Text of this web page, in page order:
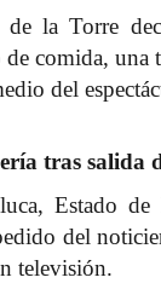
la Torre
comida, una
del
tras salida
Estado
del
televisión.